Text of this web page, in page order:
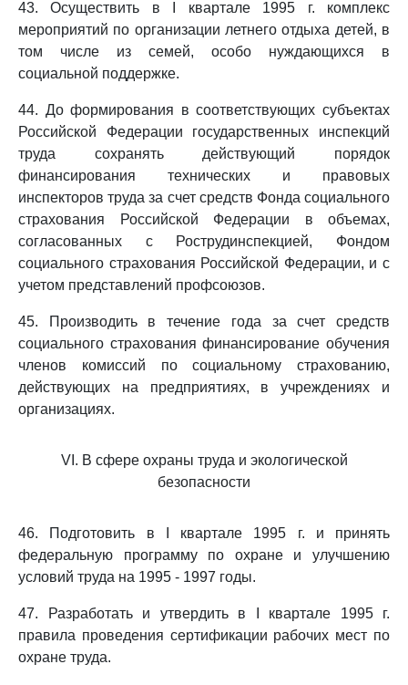
43. Осуществить в I квартале 1995 г. комплекс
мероприятий по организации летнего отдыха детей, в
том числе из семей, особо нуждающихся в
социальной поддержке.
44. До формирования в соответствующих субъектах
Российской Федерации государственных инспекций
труда сохранять действующий порядок
финансирования технических и правовых
инспекторов труда за счет средств Фонда социального
страхования Российской Федерации в объемах,
согласованных с Рострудинспекцией, Фондом
социального страхования Российской Федерации, и с
учетом представлений профсоюзов.
45. Производить в течение года за счет средств
социального страхования финансирование обучения
членов комиссий по социальному страхованию,
действующих на предприятиях, в учреждениях и
организациях.
VI. В сфере охраны труда и экологической
безопасности
46. Подготовить в I квартале 1995 г. и принять
федеральную программу по охране и улучшению
условий труда на 1995 - 1997 годы.
47. Разработать и утвердить в I квартале 1995 г.
правила проведения сертификации рабочих мест по
охране труда.